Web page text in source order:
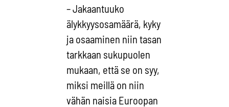
– Jakaantuuko
älykkyysosamäärä, kyky
ja osaaminen niin tasan
tarkkaan sukupuolen
mukaan, että se on syy,
miksi meillä on niin
vähän naisia Euroopan